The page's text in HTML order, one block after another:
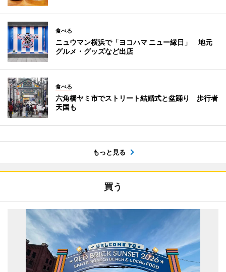
食べる
ニュウマン横浜で「ヨコハマ ニュー縁日」 地元
グルメ・グッズなど出店
食べる
六角橋ヤミ市でストリート結婚式と盆踊り 歩行者
天国も
もっと見る
買う